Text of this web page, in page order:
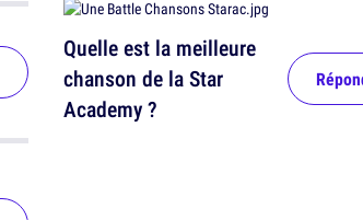
Quelle est la meilleure
chanson de la Star
Academy ?